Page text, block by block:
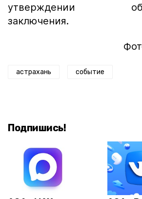
утверждении
заключения.
астрахань событие
Подпишись!